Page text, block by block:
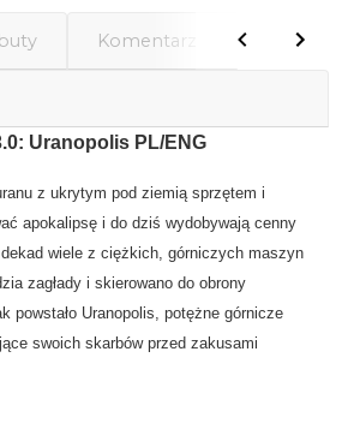
Komentarze
Uranopolis PL/ENG
z ukrytym pod ziemią sprzętem i
apokalipsę i do dziś wydobywają cenny
wiele z ciężkich, górniczych maszyn
zagłady i skierowano do obrony
powstało Uranopolis, potężne górnicze
swoich skarbów przed zakusami